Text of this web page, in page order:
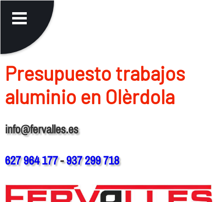
Presupuesto trabajos
aluminio en Olèrdola
info@fervalles.es
627 964 177-937 299 718